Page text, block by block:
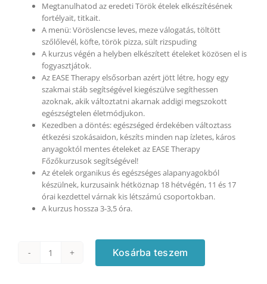
Megtanulhatod az eredeti Török ételek elkészítésének
fortélyait, titkait.
A menü: Vöröslencse leves, meze válogatás, töltött
szőlőlevél, köfte, török pizza, sült rizspuding
A kurzus végén a helyben elkészített ételeket közösen el is
fogyasztjátok.
Az EASE Therapy elsősorban azért jött létre, hogy egy
szakmai stáb segítségével kiegészülve segíthessen
azoknak, akik változtatni akarnak addigi megszokott
egészségtelen életmódjukon.
Kezedben a döntés: egészséged érdekében változtass
étkezési szokásaidon, készíts minden nap ízletes, káros
anyagoktól mentes ételeket az EASE Therapy
Főzőkurzusok segítségével!
Az ételek organikus és egészséges alapanyagokból
készülnek, kurzusaink hétköznap 18 hétvégén, 11 és 17
órai kezdettel várnak kis létszámú csoportokban.
A kurzus hossza 3-3,5 óra.
Török
Kosárba teszem